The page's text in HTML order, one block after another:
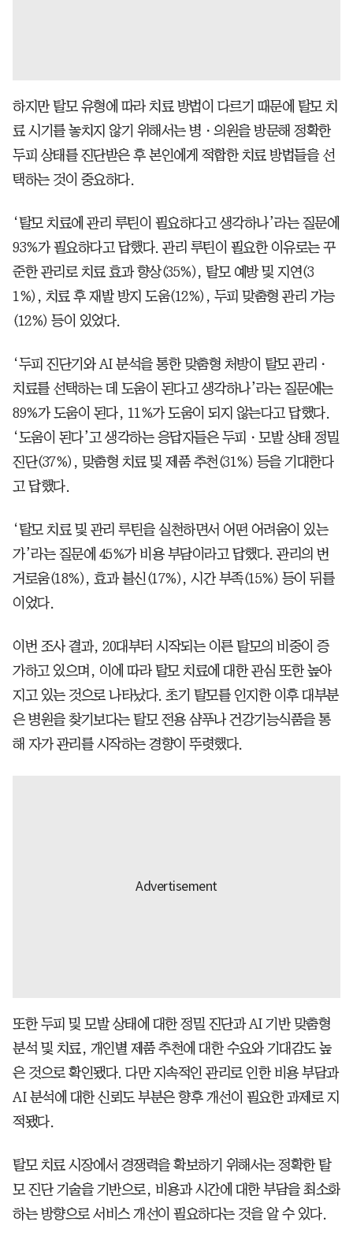
하지만 탈모 유형에 따라 치료 방법이 다르기 때문에 탈모 치
료 시기를 놓치지 않기 위해서는 병ㆍ의원을 방문해 정확한
두피 상태를 진단받은 후 본인에게 적합한 치료 방법들을 선
택하는 것이 중요하다.
‘탈모 치료에 관리 루틴이 필요하다고 생각하나’라는 질문에
93%가 필요하다고 답했다. 관리 루틴이 필요한 이유로는 꾸
준한 관리로 치료 효과 향상(35%), 탈모 예방 및 지연(3
1%), 치료 후 재발 방지 도움(12%), 두피 맞춤형 관리 가능
(12%) 등이 있었다.
‘두피 진단기와 AI 분석을 통한 맞춤형 처방이 탈모 관리ㆍ
치료를 선택하는 데 도움이 된다고 생각하나’라는 질문에는
89%가 도움이 된다, 11%가 도움이 되지 않는다고 답했다.
‘도움이 된다’고 생각하는 응답자들은 두피ㆍ모발 상태 정밀
진단(37%), 맞춤형 치료 및 제품 추천(31%) 등을 기대한다
고 답했다.
‘탈모 치료 및 관리 루틴을 실천하면서 어떤 어려움이 있는
가’라는 질문에 45%가 비용 부담이라고 답했다. 관리의 번
거로움(18%), 효과 불신(17%), 시간 부족(15%) 등이 뒤를
이었다.
이번 조사 결과, 20대부터 시작되는 이른 탈모의 비중이 증
가하고 있으며, 이에 따라 탈모 치료에 대한 관심 또한 높아
지고 있는 것으로 나타났다. 초기 탈모를 인지한 이후 대부분
은 병원을 찾기보다는 탈모 전용 샴푸나 건강기능식품을 통
해 자가 관리를 시작하는 경향이 뚜렷했다.
또한 두피 및 모발 상태에 대한 정밀 진단과 AI 기반 맞춤형
분석 및 치료, 개인별 제품 추천에 대한 수요와 기대감도 높
은 것으로 확인됐다. 다만 지속적인 관리로 인한 비용 부담과
AI 분석에 대한 신뢰도 부분은 향후 개선이 필요한 과제로 지
적됐다.
탈모 치료 시장에서 경쟁력을 확보하기 위해서는 정확한 탈
모 진단 기술을 기반으로, 비용과 시간에 대한 부담을 최소화
하는 방향으로 서비스 개선이 필요하다는 것을 알 수 있다.